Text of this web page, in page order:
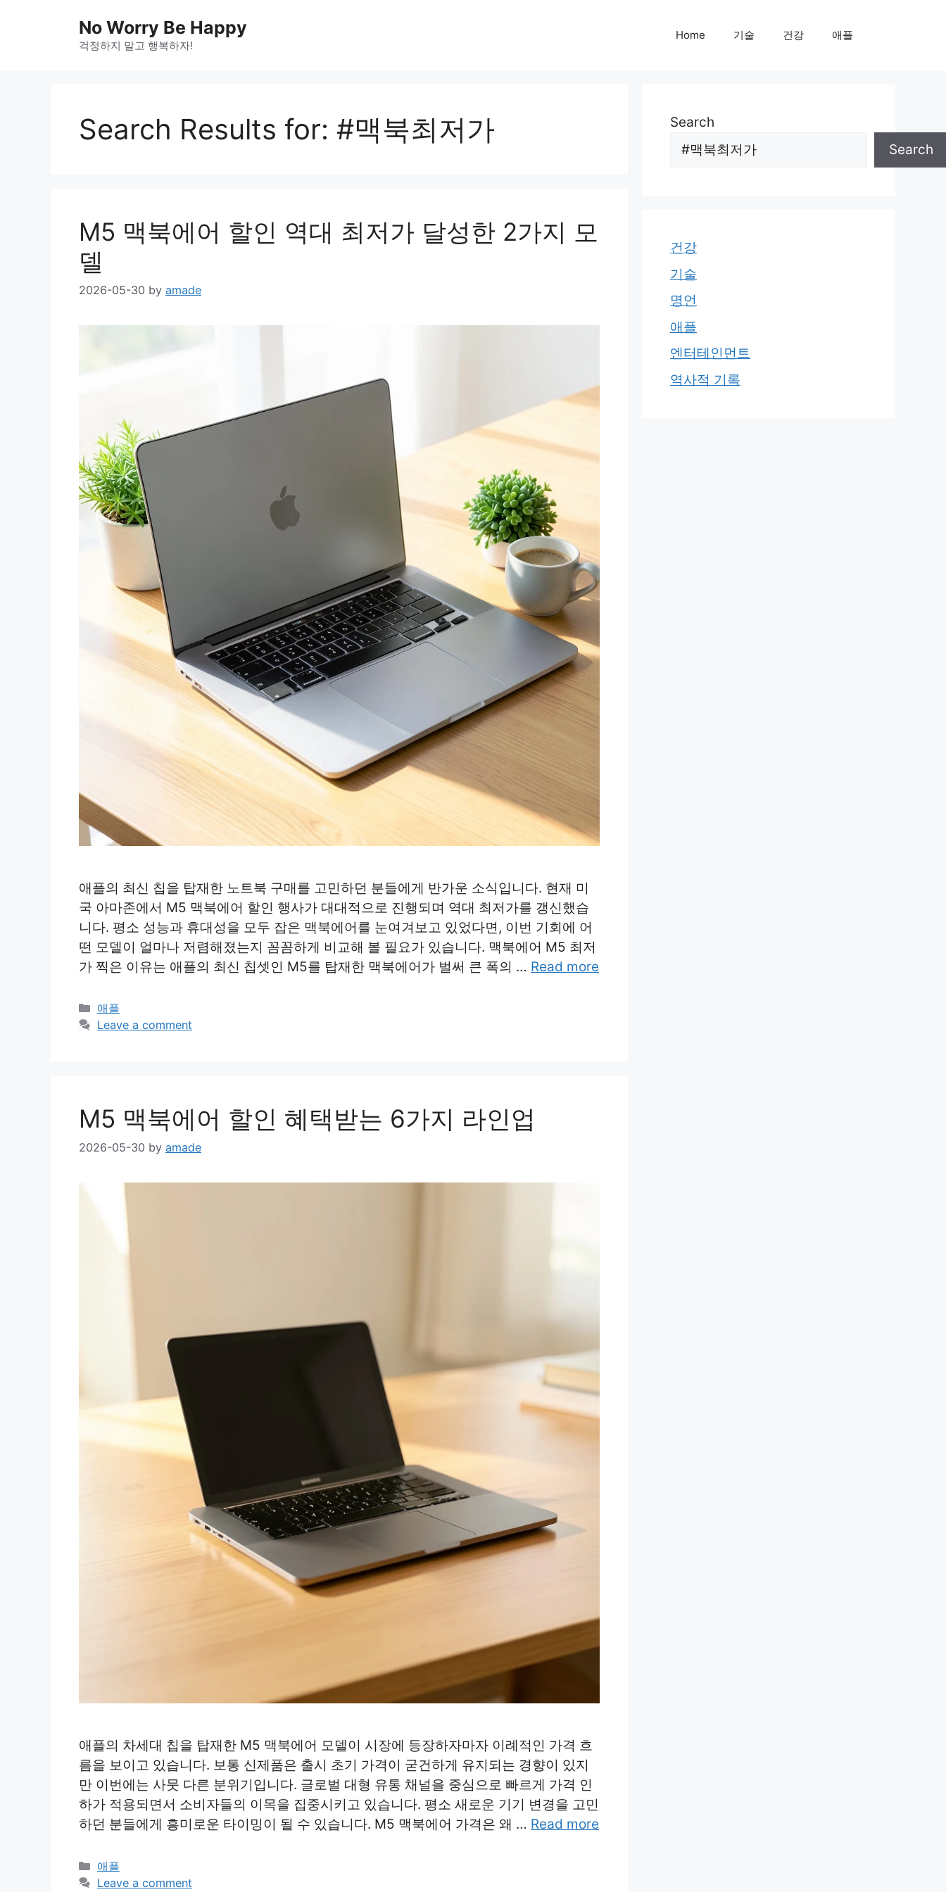
No Worry Be Happy
걱정하지 말고 행복하자!
Home 기술 건강 애플
Search Results for: #맥북최저가
M5 맥북에어 할인 역대 최저가 달성한 2가지 모
델
2026-05-30 by amade
애플의 최신 칩을 탑재한 노트북 구매를 고민하던 분들에게 반가운 소식입니다. 현재 미
국 아마존에서 M5 맥북에어 할인 행사가 대대적으로 진행되며 역대 최저가를 갱신했습
니다. 평소 성능과 휴대성을 모두 잡은 맥북에어를 눈여겨보고 있었다면, 이번 기회에 어
떤 모델이 얼마나 저렴해졌는지 꼼꼼하게 비교해 볼 필요가 있습니다. 맥북에어 M5 최저
가 찍은 이유는 애플의 최신 칩셋인 M5를 탑재한 맥북에어가 벌써 큰 폭의 … Read more
Categories
애플
Leave a comment
M5 맥북에어 할인 혜택받는 6가지 라인업
2026-05-30 by amade
애플의 차세대 칩을 탑재한 M5 맥북에어 모델이 시장에 등장하자마자 이례적인 가격 흐
름을 보이고 있습니다. 보통 신제품은 출시 초기 가격이 굳건하게 유지되는 경향이 있지
만 이번에는 사뭇 다른 분위기입니다. 글로벌 대형 유통 채널을 중심으로 빠르게 가격 인
하가 적용되면서 소비자들의 이목을 집중시키고 있습니다. 평소 새로운 기기 변경을 고민
하던 분들에게 흥미로운 타이밍이 될 수 있습니다. M5 맥북에어 가격은 왜 … Read more
Categories
애플
Leave a comment
Search
Search
건강
기술
명언
애플
엔터테인먼트
역사적 기록